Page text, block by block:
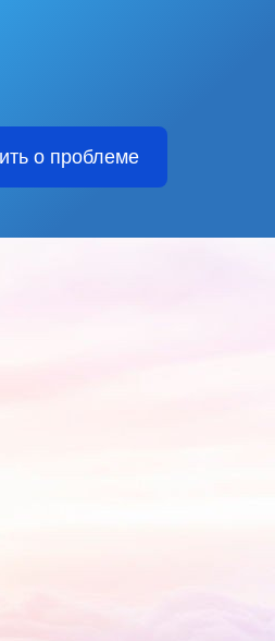
о проблеме